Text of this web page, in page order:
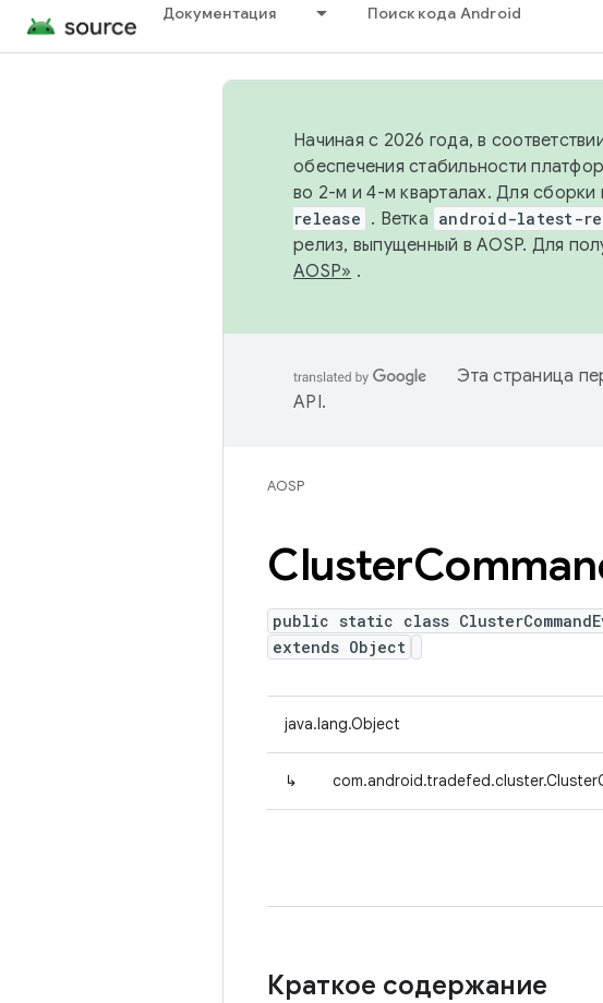
Документация Поиск кода Android
Начиная с 2026 года, в
обеспечения стабильности
во 2-м и 4-м кварталах. Для сборки
release . Ветка android-latest-
релиз, выпущенный в AOSP. Для
AOSP» .
Эта страница
API.
AOSP
Cluster
public static class
extends Object
java.lang.Object
↳
Краткое содержание